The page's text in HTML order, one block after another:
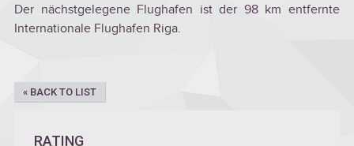
Der nächstgelegene Flughafen ist der 98 km entfernte
Internationale Flughafen Riga.
« BACK TO LIST
RATING